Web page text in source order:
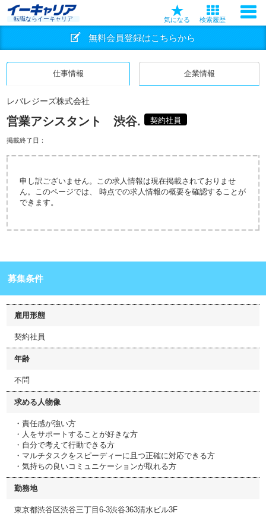
転職ならイーキャリア 気になる 検索履歴
無料会員登録はこちらから
仕事情報 企業情報
レバレジーズ株式会社
営業アシスタント 渋谷. 契約社員
掲載終了日：
申し訳ございません。この求人情報は現在掲載されておりませ
ん。このページでは、 時点での求人情報の概要を確認することが
できます。
募集条件
雇用形態
契約社員
年齢
不問
求める人物像
・責任感が強い方
・人をサポートすることが好きな方
・自分で考えて行動できる方
・マルチタスクをスピーディーに且つ正確に対応できる方
・気持ちの良いコミュニケーションが取れる方
勤務地
東京都渋谷区渋谷三丁目6-3渋谷363清水ビル3F